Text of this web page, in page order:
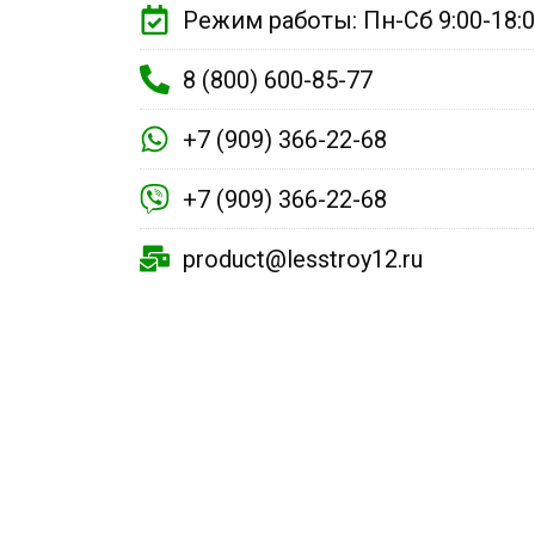
Режим работы: Пн-Сб 9:00-
8 (800) 600-85-77
+7 (909) 366-22-68
+7 (909) 366-22-68
product@lesstroy12.ru